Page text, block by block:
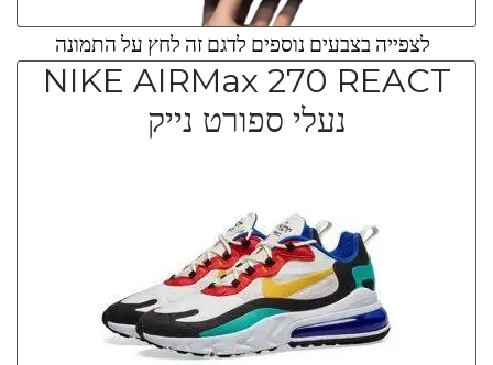
לצפייה בצבעים נוספים לדגם זה לחץ על התמונה
NIKE AIRMax 270 REACT
נעלי ספורט נייק